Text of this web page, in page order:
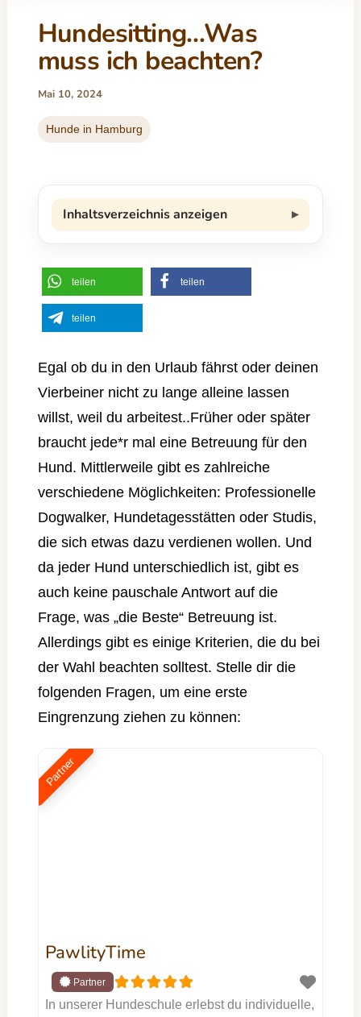
Hundesitting…Was
muss ich beachten?
Mai 10, 2024
Hunde in Hamburg
Inhaltsverzeichnis anzeigen
teilen teilen
teilen
Egal ob du in den Urlaub fährst oder deinen
Vierbeiner nicht zu lange alleine lassen
willst, weil du arbeitest..Früher oder später
braucht jede*r mal eine Betreuung für den
Hund. Mittlerweile gibt es zahlreiche
verschiedene Möglichkeiten: Professionelle
Dogwalker, Hundetagesstätten oder Studis,
die sich etwas dazu verdienen wollen. Und
da jeder Hund unterschiedlich ist, gibt es
auch keine pauschale Antwort auf die
Frage, was „die Beste“ Betreuung ist.
Allerdings gibt es einige Kriterien, die du bei
der Wahl beachten solltest. Stelle dir die
folgenden Fragen, um eine erste
Eingrenzung ziehen zu können:
Partner
PawlityTime
In unserer Hundeschule erlebst du individuelle,